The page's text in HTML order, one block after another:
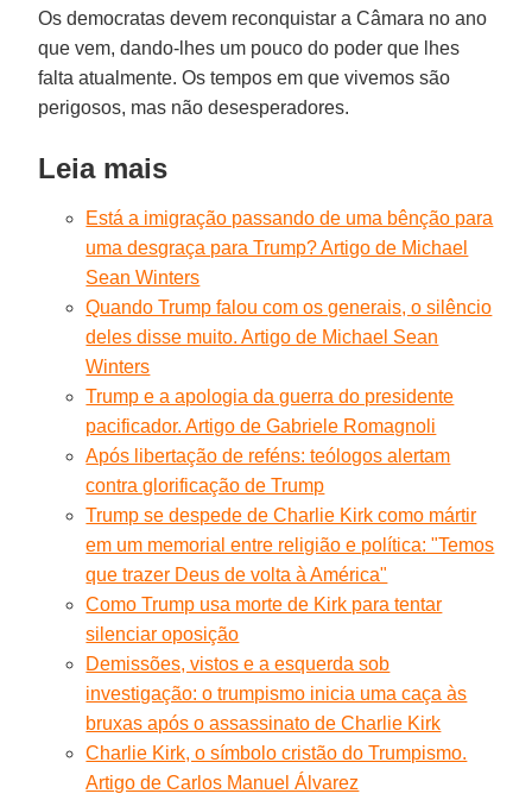
Os democratas devem reconquistar a Câmara no ano
que vem, dando-lhes um pouco do poder que lhes
falta atualmente. Os tempos em que vivemos são
perigosos, mas não desesperadores.
Leia mais
Está a imigração passando de uma bênção para
uma desgraça para Trump? Artigo de Michael
Sean Winters
Quando Trump falou com os generais, o silêncio
deles disse muito. Artigo de Michael Sean
Winters
Trump e a apologia da guerra do presidente
pacificador. Artigo de Gabriele Romagnoli
Após libertação de reféns: teólogos alertam
contra glorificação de Trump
Trump se despede de Charlie Kirk como mártir
em um memorial entre religião e política: "Temos
que trazer Deus de volta à América"
Como Trump usa morte de Kirk para tentar
silenciar oposição
Demissões, vistos e a esquerda sob
investigação: o trumpismo inicia uma caça às
bruxas após o assassinato de Charlie Kirk
Charlie Kirk, o símbolo cristão do Trumpismo.
Artigo de Carlos Manuel Álvarez